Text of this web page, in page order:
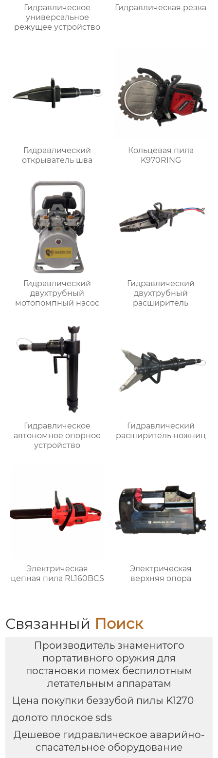
Гидравлическое
универсальное
режущее устройство
Гидравлическая резка
Гидравлический
открыватель шва
Кольцевая пила
K970RING
Гидравлический
двухтрубный
мотопомпный насос
Гидравлический
двухтрубный
расширитель
Гидравлическое
автономное опорное
устройство
Гидравлический
расширитель ножниц
Электрическая
цепная пила RL160BCS
Электрическая
верхняя опора
Связанный Поиск
Производитель знаменитого
портативного оружия для
постановки помех беспилотным
летательным аппаратам
Цена покупки беззубой пилы K1270
долото плоское sds
Дешевое гидравлическое аварийно-
спасательное оборудование